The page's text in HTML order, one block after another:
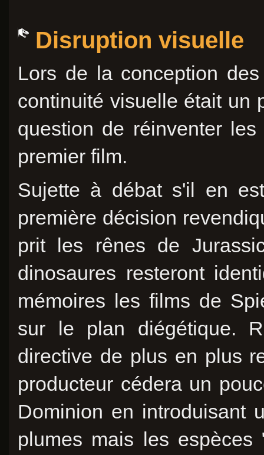
Disruption visuelle
Lors de la conception
continuité visuelle était un
question de réinventer
premier film.
Sujette à débat s'il en
première décision
prit les rênes de
dinosaures resteront
mémoires les films de
sur le plan diégétique.
directive de plus en plus
producteur cédera un
Dominion en introduisant
plumes mais les espèces